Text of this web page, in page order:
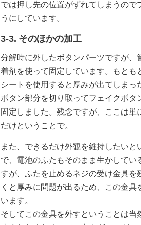
では押し先の位置がずれてしまうの
うにしています。
3-3. そのほかの加工
分解時に外したボタンパーツですが、
着剤を使って固定しています。もとも
シートを使用すると厚みが出てしまっ
ボタン部分を切り取ってフェイクボタ
固定しました。残念ですが、ここは単
だけということで。
また、できるだけ外観を維持したいと
で、電池のふたもそのまま生かしてい
すが、ふたを止めるネジの受け金具を
くと厚みに問題が出るため、この金具
います。
そしてこの金具を外すということは当